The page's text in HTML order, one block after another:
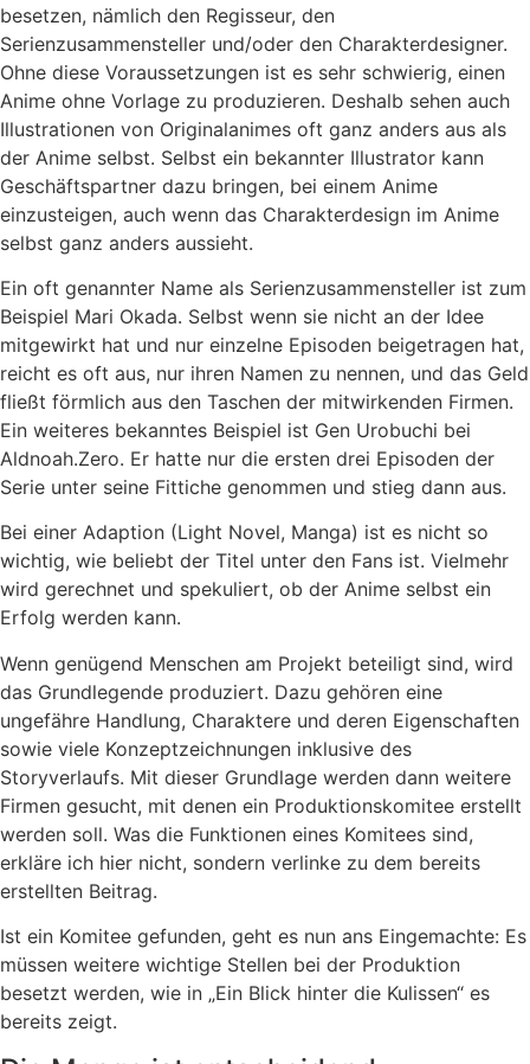
besetzen, nämlich den Regisseur, den
Serienzusammensteller und/oder den Charakterdesigner.
Ohne diese Voraussetzungen ist es sehr schwierig, einen
Anime ohne Vorlage zu produzieren. Deshalb sehen auch
Illustrationen von Originalanimes oft ganz anders aus als
der Anime selbst. Selbst ein bekannter Illustrator kann
Geschäftspartner dazu bringen, bei einem Anime
einzusteigen, auch wenn das Charakterdesign im Anime
selbst ganz anders aussieht.
Ein oft genannter Name als Serienzusammensteller ist zum
Beispiel Mari Okada. Selbst wenn sie nicht an der Idee
mitgewirkt hat und nur einzelne Episoden beigetragen hat,
reicht es oft aus, nur ihren Namen zu nennen, und das Geld
fließt förmlich aus den Taschen der mitwirkenden Firmen.
Ein weiteres bekanntes Beispiel ist Gen Urobuchi bei
Aldnoah.Zero. Er hatte nur die ersten drei Episoden der
Serie unter seine Fittiche genommen und stieg dann aus.
Bei einer Adaption (Light Novel, Manga) ist es nicht so
wichtig, wie beliebt der Titel unter den Fans ist. Vielmehr
wird gerechnet und spekuliert, ob der Anime selbst ein
Erfolg werden kann.
Wenn genügend Menschen am Projekt beteiligt sind, wird
das Grundlegende produziert. Dazu gehören eine
ungefähre Handlung, Charaktere und deren Eigenschaften
sowie viele Konzeptzeichnungen inklusive des
Storyverlaufs. Mit dieser Grundlage werden dann weitere
Firmen gesucht, mit denen ein Produktionskomitee erstellt
werden soll. Was die Funktionen eines Komitees sind,
erkläre ich hier nicht, sondern verlinke zu dem bereits
erstellten Beitrag.
Ist ein Komitee gefunden, geht es nun ans Eingemachte: Es
müssen weitere wichtige Stellen bei der Produktion
besetzt werden, wie in „Ein Blick hinter die Kulissen“ es
bereits zeigt.